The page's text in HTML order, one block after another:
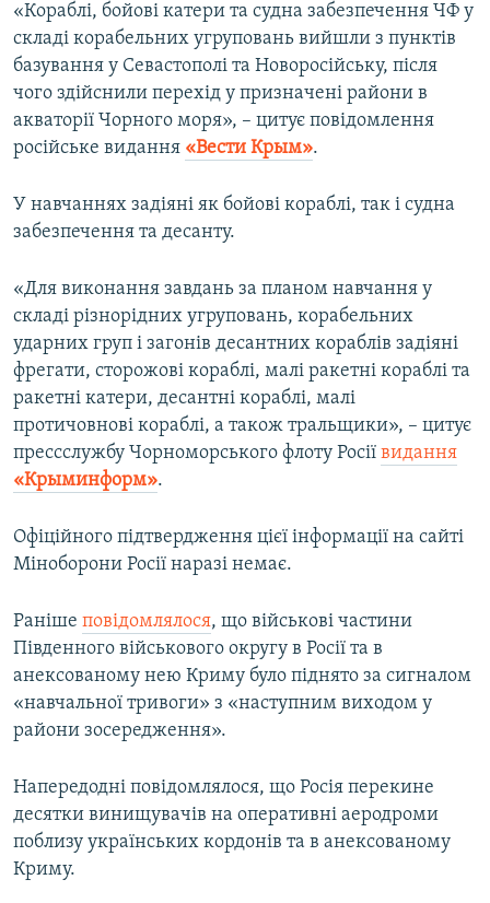
«Кораблі, бойові катери та судна забезпечення ЧФ у
складі корабельних угруповань вийшли з пунктів
базування у Севастополі та Новоросійську, після
чого здійснили перехід у призначені райони в
акваторії Чорного моря», – цитує повідомлення
російське видання «Вести Крым».
У навчаннях задіяні як бойові кораблі, так і судна
забезпечення та десанту.
«Для виконання завдань за планом навчання у
складі різнорідних угруповань, корабельних
ударних груп і загонів десантних кораблів задіяні
фрегати, сторожові кораблі, малі ракетні кораблі та
ракетні катери, десантні кораблі, малі
протичовнові кораблі, а також тральщики», – цитує
прессслужбу Чорноморського флоту Росії видання
«Крыминформ».
Офіційного підтвердження цієї інформації на сайті
Міноборони Росії наразі немає.
Раніше повідомлялося, що військові частини
Південного військового округу в Росії та в
анексованому нею Криму було піднято за сигналом
«навчальної тривоги» з «наступним виходом у
райони зосередження».
Напередодні повідомлялося, що Росія перекине
десятки винищувачів на оперативні аеродроми
поблизу українських кордонів та в анексованому
Криму.